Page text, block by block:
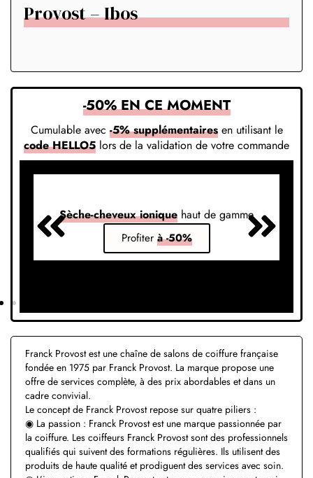
Provost – Ibos
-50% EN CE MOMENT
Cumulable avec -5% supplémentairesen utilisant le
code HELLO5 lors de la validation de votre commande
Sèche-cheveux ionique haut de gamme
Profiter à -50%
Franck Provost est une chaîne de salons de coiffure française
fondée en 1975 par Franck Provost. La marque propose une
offre de services complète, à des prix abordables et dans un
cadre convivial.
Le concept de Franck Provost repose sur quatre piliers :
◉ La passion : Franck Provost est une marque passionnée par
la coiffure. Les coiffeurs Franck Provost sont des professionnels
qualifiés qui suivent des formations régulières. Ils utilisent des
produits de haute qualité et prodiguent des services avec soin.